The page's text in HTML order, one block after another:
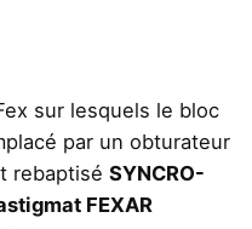
sur lesquels le bloc
par un obturateur
rebaptisé SYNCRO-
FEXAR